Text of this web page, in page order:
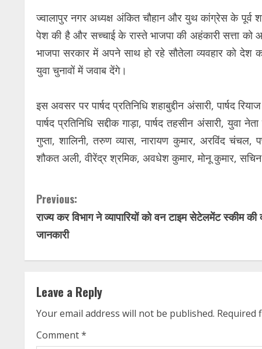
ज्वालापुर नगर अध्यक्ष अंकित चौहान और युथ कांग्रेस के पूर्व
पेश की है और सच्चाई के रास्ते भाजपा की अहंकारी सत्ता को
भाजपा सरकार में अपने साथ हो रहे सौतेला व्यवहार को
युवा चुनावों में जवाब देंगे।
इस अवसर पर पार्षद प्रतिनिधि शहाबुद्दीन अंसारी, पार्षद
पार्षद प्रतिनिधि सद्दीक गाड़ा, पार्षद तहसीन अंसारी,
गुप्ता, शालिनी, तरुण व्यास, नारायण कुमार, अरविंद चंचल,
शौकत अली, वीरेंद्र श्रमिक, अवधेश कुमार, मोनू कुमार,
C
o
i
n
Previous:
राज्य कर विभाग ने व्यापारियों को वन टाइम सेटेलमेंट स्कीम की
जानकारी
Leave a Reply
Your email address will not be published. Required
Comment*